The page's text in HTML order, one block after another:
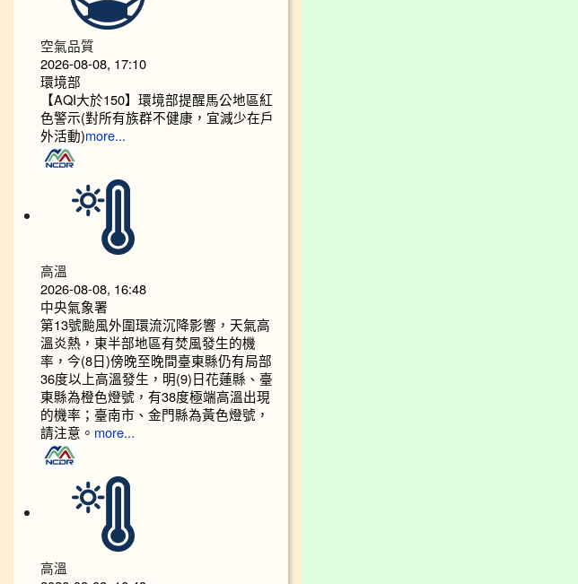
空氣品質
2026-08-08, 17:10
環境部
【AQI大於150】環境部提醒馬公地區紅
色警示(對所有族群不健康，宜減少在戶
外活動)more...
高溫
2026-08-08, 16:48
中央氣象署
第13號颱風外圍環流沉降影響，天氣高
溫炎熱，東半部地區有焚風發生的機
率，今(8日)傍晚至晚間臺東縣仍有局部
36度以上高溫發生，明(9)日花蓮縣、臺
東縣為橙色燈號，有38度極端高溫出現
的機率；臺南市、金門縣為黃色燈號，
請注意。 more...
高溫